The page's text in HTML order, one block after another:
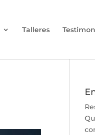
Talleres